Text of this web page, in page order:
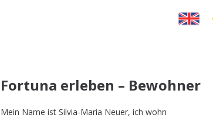
Fortuna erleben – Bewohner
Mein Name ist Silvia-Maria Neuer, ich wohn